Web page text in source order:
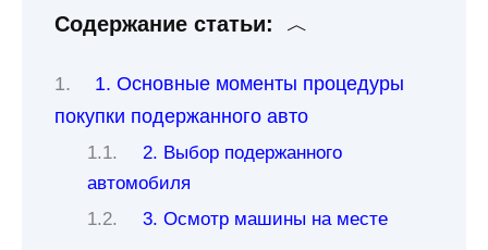
Содержание статьи:
1. Основные моменты процедуры
покупки подержанного авто
2. Выбор подержанного
автомобиля
3. Осмотр машины на месте